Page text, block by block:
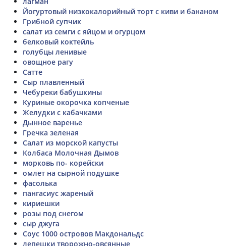
Йогуртовый низкокалорийный торт с киви и бананом
Грибной супчик
салат из семги с яйцом и огурцом
белковый коктейль
голубцы ленивые
овощное рагу
Сатте
Сыр плавленный
Чебуреки бабушкины
Куриные окорочка копченые
Желудки с кабачками
Дынное варенье
Гречка зеленая
Салат из морской капусты
Колбаса Молочная Дымов
морковь по- корейски
омлет на сырной подушке
фасолька
пангасиус жареный
кириешки
розы под снегом
сыр джуга
Соус 1000 островов Макдональдс
лепешки творожно-овсянные